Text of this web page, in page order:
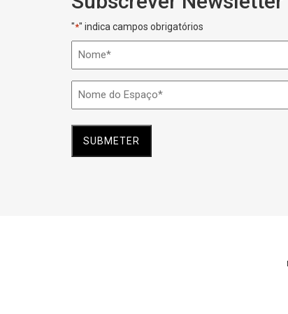
"*" indica campos obrigatórios
Nome
Nome
do